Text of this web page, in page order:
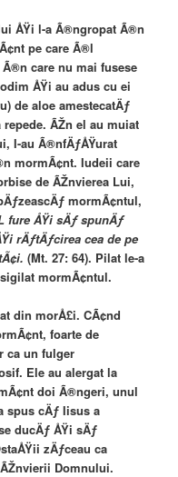
ÅŸi l-a Ã®ngropat Ã®n
pe care Ã®l
care nu mai fusese
ÅŸi au adus cu ei
de aloe amestecatÄƒ
ÃŽn el au muiat
I-au Ã®nfÄƒÅŸurat
mormÃ¢nt. Iudeii care
de ÃŽnvierea Lui,
mormÃ¢ntul,
fure ÅŸi sÄƒ spunÄƒ
rÄƒtÄƒcirea cea de pe
(Mt. 27: 64). Pilat le-a
mormÃ¢ntul.
din morÅ£i. CÃ¢nd
foarte de
ca un fulger
Ele au alergat la
doi Ã®ngeri, unul
spus cÄƒ Iisus a
ducÄƒ ÅŸi sÄƒ
zÄƒceau ca
Domnului.